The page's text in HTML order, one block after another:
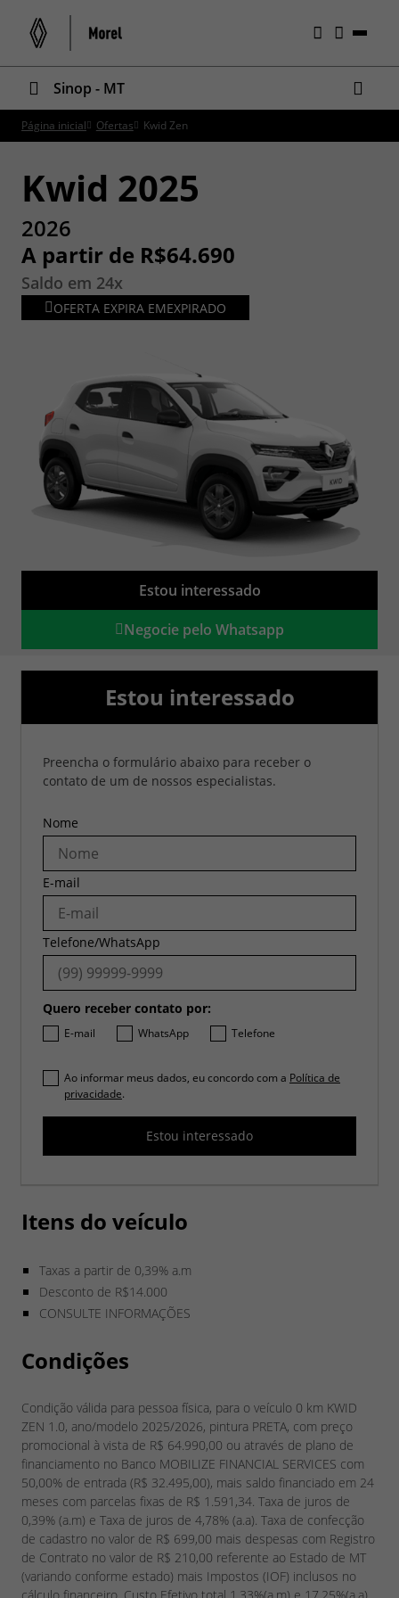
Sinop - MT
Página inicial Ofertas Kwid Zen
Kwid 2025
2026
A partir de R$64.690
Saldo em 24x
OFERTA EXPIRA EMEXPIRADO
Estou interessado
Negocie pelo Whatsapp
Estou interessado
Preencha o formulário abaixo para receber o
contato de um de nossos especialistas.
Nome
E-mail
Telefone/WhatsApp
Quero receber contato por:
E-mail WhatsApp Telefone
Ao informar meus dados, eu concordo com a Política de
privacidade.
Estou interessado
Itens do veículo
Taxas a partir de 0,39% a.m
Desconto de R$14.000
CONSULTE INFORMAÇÕES
Condições
Condição válida para pessoa física, para o veículo 0 km KWID
ZEN 1.0, ano/modelo 2025/2026, pintura PRETA, com preço
promocional à vista de R$ 64.990,00 ou através de plano de
financiamento no Banco MOBILIZE FINANCIAL SERVICES com
50,00% de entrada (R$ 32.495,00), mais saldo financiado em 24
meses com parcelas fixas de R$ 1.591,34. Taxa de juros de
0,39% (a.m) e Taxa de juros de 4,78% (a.a). Taxa de confecção
de cadastro no valor de R$ 699,00 mais despesas com Registro
de Contrato no valor de R$ 210,00 referente ao Estado de MT
(variando conforme estado) mais Impostos (IOF) inclusos no
cálculo financeiro. Custo Efetivo total 1,33%(a.m) e 17,25%(a.a),